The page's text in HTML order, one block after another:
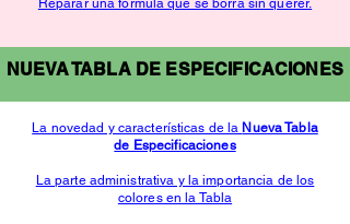
Reparar una fórmula que se borra sin querer.
NUEVA TABLA DE ESPECIFICACIONES
La novedad y características de la Nueva Tabla
de Especificaciones
La parte administrativa y la importancia de los
colores en la Tabla